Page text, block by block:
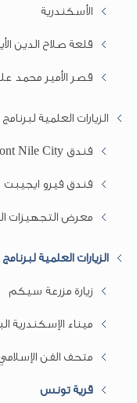
الأسكندرية
قلعة صلاح الدين
قصر الأمير محمد
الزيارات العلمية
فندق Fairmont Nile City
فندق فيرو ايجيبت
معرض التجهيزات
الزيارات العلمية
زيارة مزرعة سيكم
ميناء الإسكندرية
متحف الفن
قرية تونس